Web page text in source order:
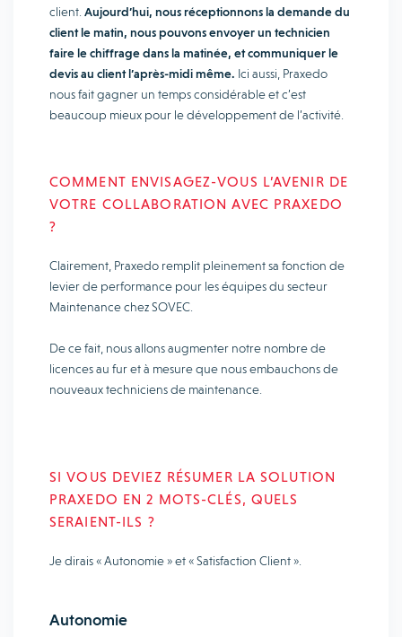
client. Aujourd’hui, nous réceptionnons la demande du
client le matin, nous pouvons envoyer un technicien
faire le chiffrage dans la matinée, et communiquer le
devis au client l’après-midi même. Ici aussi, Praxedo
nous fait gagner un temps considérable et c’est
beaucoup mieux pour le développement de l’activité.
COMMENT ENVISAGEZ-VOUS L’AVENIR DE
VOTRE COLLABORATION AVEC PRAXEDO
?
Clairement, Praxedo remplit pleinement sa fonction de
levier de performance pour les équipes du secteur
Maintenance chez SOVEC.
De ce fait, nous allons augmenter notre nombre de
licences au fur et à mesure que nous embauchons de
nouveaux techniciens de maintenance.
SI VOUS DEVIEZ RÉSUMER LA SOLUTION
PRAXEDO EN 2 MOTS-CLÉS, QUELS
SERAIENT-ILS ?
Je dirais « Autonomie » et « Satisfaction Client ».
Autonomie